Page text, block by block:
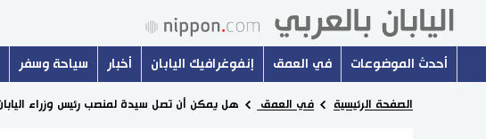
أحدث الموضوعات في العمق إنفوغرافيك اليابان أخبار سياحة وسفر
الصفحة الرئيسية في العمق هل يمكن أن تصل سيدة لمنصب رئيس وزراء